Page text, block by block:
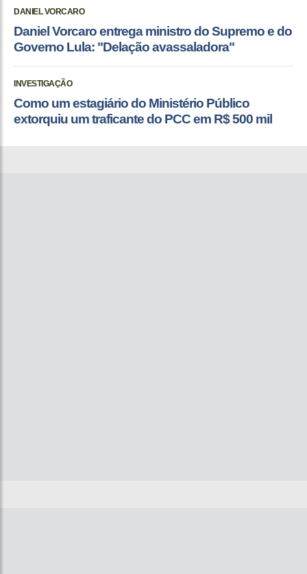
DANIEL VORCARO
Daniel Vorcaro entrega ministro do Supremo e do
Governo Lula: "Delação avassaladora"
INVESTIGAÇÃO
Como um estagiário do Ministério Público
extorquiu um traficante do PCC em R$ 500 mil